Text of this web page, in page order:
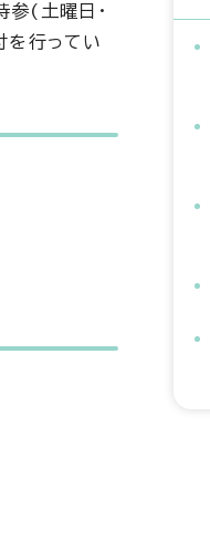
参(土曜日・
を行ってい